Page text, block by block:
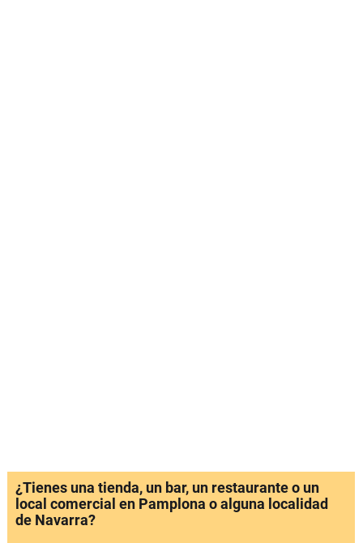
¿Tienes una tienda, un bar, un restaurante o un
local comercial en Pamplona o alguna localidad
de Navarra?